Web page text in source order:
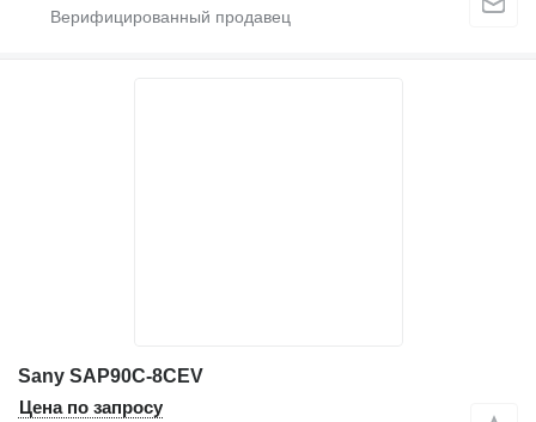
Sany SAP90C-8CEV
Цена по запросу